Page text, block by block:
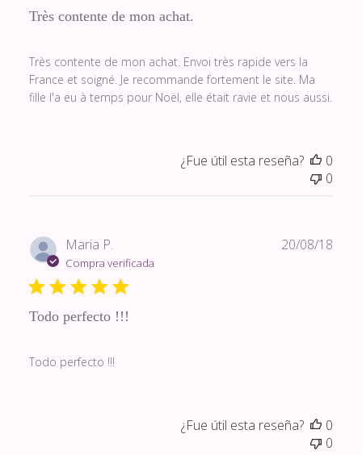
Très contente de mon achat.
Très contente de mon achat. Envoi très rapide vers la
France et soigné. Je recommande fortement le site. Ma
fille l'a eu à temps pour Noël, elle était ravie et nous aussi.
¿Fue útil esta reseña?
0
0
Maria P.
Compra verificada
Todo perfecto !!!
Todo perfecto !!!
20/08/18
¿Fue útil esta reseña?
0
0